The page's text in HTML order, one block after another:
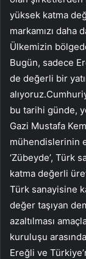
yüksek katma
markamızı daha
Ülkemizin
Bugün, sadece
de değerli bir
bu tarihi günde,
Gazi Mustafa
mühendislerinin
‘Zübeyde’, Türk
katma değerli
Türk sanayisine
değer taşıyan
azaltılması
kuruluşu
Ereğli ve